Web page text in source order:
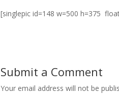
[singlepic id=148 w=500 h=375
Submit a Comment
Your email address will not be